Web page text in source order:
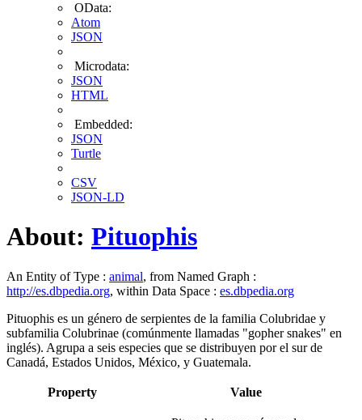
OData:
Atom
JSON
Microdata:
JSON
HTML
Embedded:
JSON
Turtle
CSV
JSON-LD
About: Pituophis
An Entity of Type : animal, from Named Graph :
http://es.dbpedia.org, within Data Space : es.dbpedia.org
Pituophis es un género de serpientes de la familia Colubridae y
subfamilia Colubrinae (comúnmente llamadas "gopher snakes" en
inglés).​ Agrupa a seis especies que se distribuyen por el sur de
Canadá, Estados Unidos, México, y Guatemala.​
Property Value